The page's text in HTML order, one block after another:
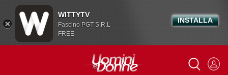
WITTYTV
Fascino PGT S.R.L
FREE
INSTALLA